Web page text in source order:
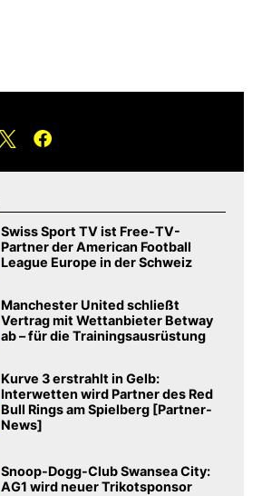
Swiss Sport TV ist Free-TV-
Partner der American Football
League Europe in der Schweiz
Manchester United schließt
Vertrag mit Wettanbieter Betway
ab – für die Trainingsausrüstung
Kurve 3 erstrahlt in Gelb:
Interwetten wird Partner des Red
Bull Rings am Spielberg [Partner-
News]
Snoop-Dogg-Club Swansea City:
AG1 wird neuer Trikotsponsor